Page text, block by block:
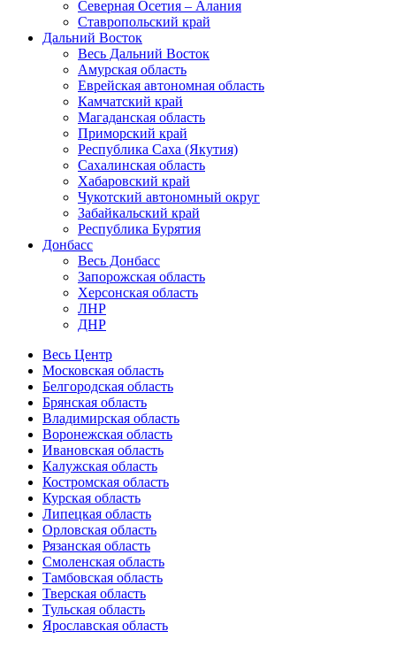
Северная Осетия – Алания
Ставропольский край
Дальний Восток
Весь Дальний Восток
Амурская область
Еврейская автономная область
Камчатский край
Магаданская область
Приморский край
Республика Саха (Якутия)
Сахалинская область
Хабаровский край
Чукотский автономный округ
Забайкальский край
Республика Бурятия
Донбасс
Весь Донбасс
Запорожская область
Херсонская область
ЛНР
ДНР
Весь Центр
Московская область
Белгородская область
Брянская область
Владимирская область
Воронежская область
Ивановская область
Калужская область
Костромская область
Курская область
Липецкая область
Орловская область
Рязанская область
Смоленская область
Тамбовская область
Тверская область
Тульская область
Ярославская область